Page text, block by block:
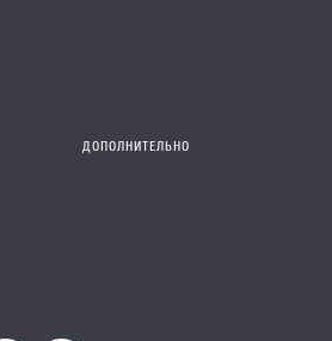
ДОПОЛНИТЕЛЬНО